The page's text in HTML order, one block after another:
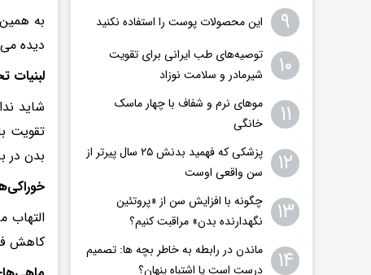
به
دیده
لبنیات
شاید
تقویت
بدن در
التهاب
کاهش
۹ این محصولات پوست را استفاده نکنید
۱۰
توصیه‌های طب ایرانی برای تقویت
شیرمادر و سلامت نوزاد
۱۱
موهای نرم و شفاف با چهار ماسک
خانگی
۱۲
پزشکی که فهمید بدنش ۲۵ سال پیرتر از
سن واقعی اوست
۱۳
چگونه با افزایش سن از «پروتئین
نگهدارنده بدن» مراقبت کنیم؟
۱۴
ماندن در رابطه به خاطر بچه ها: تصمیم
درست است یا اشتباه پنهان؟